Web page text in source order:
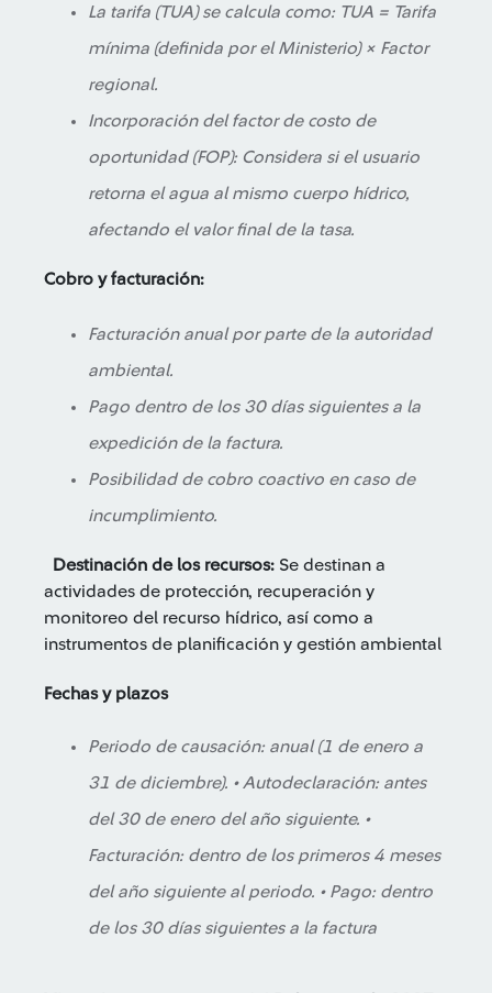
La tarifa (TUA) se calcula como: TUA = Tarifa
mínima (definida por el Ministerio) × Factor
regional.
Incorporación del factor de costo de
oportunidad (FOP): Considera si el usuario
retorna el agua al mismo cuerpo hídrico,
afectando el valor final de la tasa.
Cobro y facturación:
Facturación anual por parte de la autoridad
ambiental.
Pago dentro de los 30 días siguientes a la
expedición de la factura.
Posibilidad de cobro coactivo en caso de
incumplimiento.
Destinación de los recursos: Se destinan a
actividades de protección, recuperación y
monitoreo del recurso hídrico, así como a
instrumentos de planificación y gestión ambiental
Fechas y plazos
Periodo de causación: anual (1 de enero a
31 de diciembre). • Autodeclaración: antes
del 30 de enero del año siguiente. •
Facturación: dentro de los primeros 4 meses
del año siguiente al periodo. • Pago: dentro
de los 30 días siguientes a la factura